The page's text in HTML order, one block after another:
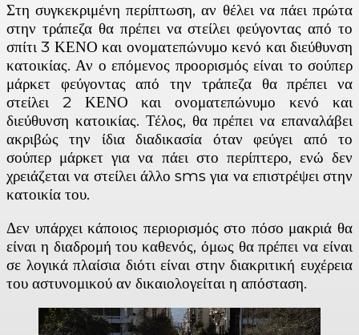
Στη συγκεκριμένη περίπτωση, αν θέλει να πάει πρώτα
στην τράπεζα θα πρέπει να στείλει φεύγοντας από το
σπίτι 3 ΚΕΝΟ και ονοματεπώνυμο κενό και διεύθυνση
κατοικίας. Αν ο επόμενος προορισμός είναι το σούπερ
μάρκετ φεύγοντας από την τράπεζα θα πρέπει να
στείλει 2 ΚΕΝΟ και ονοματεπώνυμο κενό και
διεύθυνση κατοικίας. Τέλος, θα πρέπει να επαναλάβει
ακριβώς την ίδια διαδικασία όταν φεύγει από το
σούπερ μάρκετ για να πάει στο περίπτερο, ενώ δεν
χρειάζεται να στείλει άλλο sms για να επιστρέψει στην
κατοικία του.
Δεν υπάρχει κάποιος περιορισμός στο πόσο μακριά θα
είναι η διαδρομή του καθενός, όμως θα πρέπει να είναι
σε λογικά πλαίσια διότι είναι στην διακριτική ευχέρεια
του αστυνομικού αν δικαιολογείται η απόσταση.